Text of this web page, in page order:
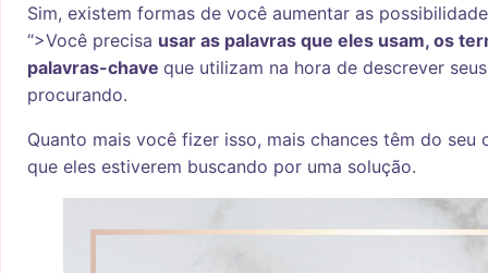
Sim, existem formas de você aumentar as
“>Você precisa usar as palavras que eles usam, os
palavras-chave que utilizam na hora de descrever
procurando.
Quanto mais você fizer isso, mais chances têm do
que eles estiverem buscando por uma solução.